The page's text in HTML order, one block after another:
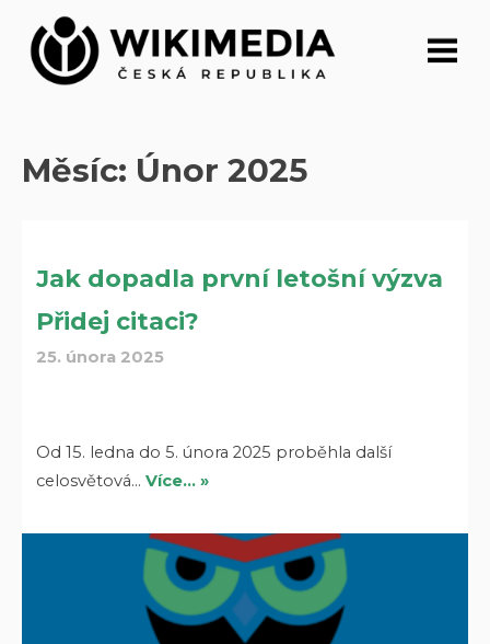
Přeskočit
obsah
Měsíc: Únor 2025
Jak dopadla první letošní výzva
Přidej citaci?
25. února 2025
Od 15. ledna do 5. února 2025 proběhla další
celosvětová…Více… »